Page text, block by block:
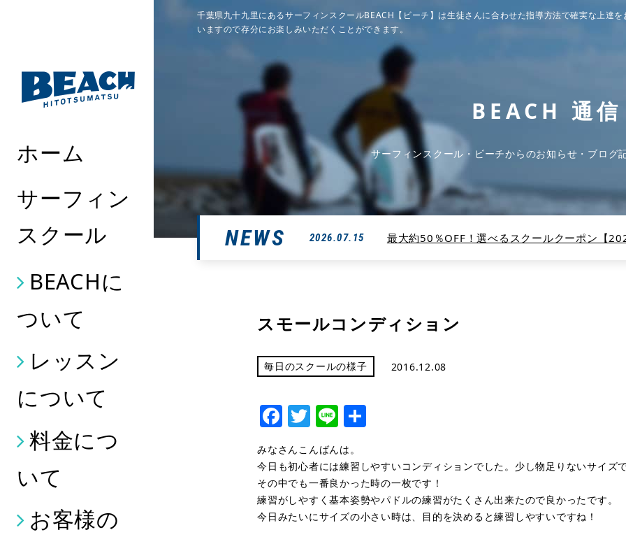
ホーム
サーフィン
スクール
BEACHに
ついて
レッスン
について
料金につ
いて
お客様の
千葉県九十九里にあるサーフィンスクールBEACH【ビーチ】は生徒さんに合わせた指導方法で確実な上達
いますので存分にお楽しみいただくことができます。
BEACH 通信
サーフィンスクール・ビーチからのお知らせ・ブログ
NEWS 2026.07.15 最大約50％OFF！選べるスクールクーポン【
スモールコンディション
毎日のスクールの様子 2016.12.08
Facebook
Twitter
Line
みなさんこんばんは。
今日も初心者には練習しやすいコンディションでした。少し物足りないサイズで
その中でも一番良かった時の一枚です！
練習がしやすく基本姿勢やパドルの練習がたくさん出来たので良かったです。
今日みたいにサイズの小さい時は、目的を決めると練習しやすいですね！